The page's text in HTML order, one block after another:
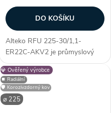
DO KOŠÍKU
Alteko RFU 225-30/1,1-
ER22C-AKV2 je průmyslový
radiální ventilátor s přímým
pohonem AC, určený pro
profesionální využití. Vyniká
především unikátností
konstrukce - díky...
💎 Ověřený výrobce
⏹️ Radiální
🛡️ Korozivzdorný kov
⌀ 225